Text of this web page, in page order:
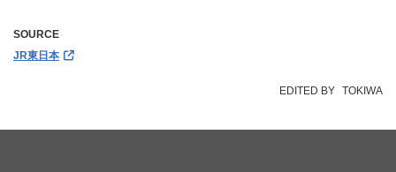
SOURCE
JR東日本
EDITED BY TOKIWA